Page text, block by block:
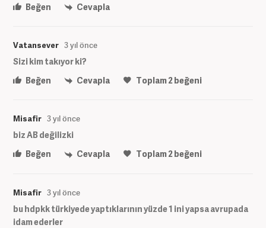
Beğen
Cevapla
Vatansever 3 yıl önce
Sizi kim takıyor ki?
Beğen
Cevapla Toplam2beğeni
Misafir 3 yıl önce
biz AB değilizki
Beğen
Cevapla Toplam2beğeni
Misafir 3 yıl önce
bu hdpkk türkiyede yaptıklarının yüzde 1 ini yapsa avrupada
idam ederler